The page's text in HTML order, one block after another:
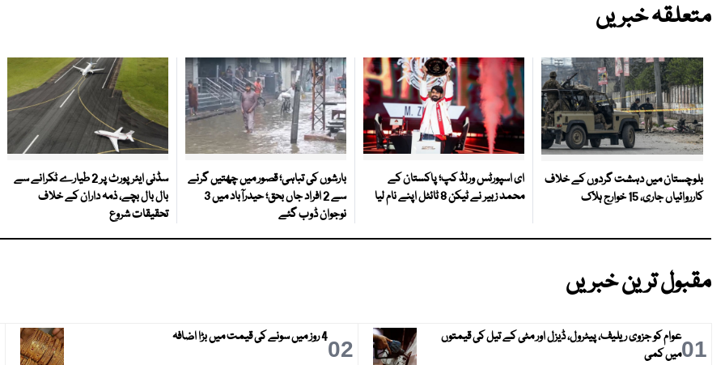
متعلقہ خبریں
بلوچستان میں دہشت گردوں کے خلاف
کارروائیاں جاری، 15 خوارج ہلاک
ای اسپورٹس ورلڈ کپ؛ پاکستان کے
محمد زبیر نے ٹیکن 8 ٹائٹل اپنے نام لیا
بارشوں کی تباہی؛ قصور میں چھتیں گرنے
سے 2 افراد جاں بحق؛ حیدرآباد میں 3
نوجوان ڈوب گئے
سڈنی ایئرپورٹ پر 2 طیارے ٹکرانے سے
بال بال بچے، ذمہ داران کے خلاف
تحقیقات شروع
مقبول ترین خبریں
01عوام کو جزوی ریلیف، پیٹرول، ڈیزل اور مٹی کے تیل کی قیمتوں
میں کمی
024 روز میں سونے کی قیمت میں بڑا اضافہ